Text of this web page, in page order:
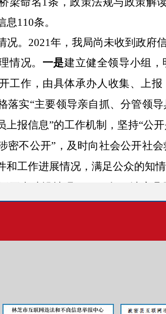
息110条。
况。 2021年，我局尚未收到政府
情况。 一是建立健全领导小组，
工作， 由具体承办人收集、上报
落实“主要领导亲自抓、分管领
上报信息”的工作机制，坚持“公
密不公开”，及时向社会公开社会
工作进展情况，满足公众的知情
意见建议等；建立健全公众留言
贯彻落实信息公开重点工作，
立健全考核制度，主要领导定期
站信息报送情况进行督查，并